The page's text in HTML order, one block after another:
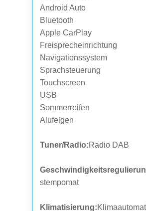
Android Auto
Bluetooth
Apple CarPlay
Freisprecheinrichtung
Navigationssystem
Sprachsteuerung
Touchscreen
USB
Sommerreifen
Alufelgen
Tuner/Radio:Radio DAB
stempomat
Klimatisierung: